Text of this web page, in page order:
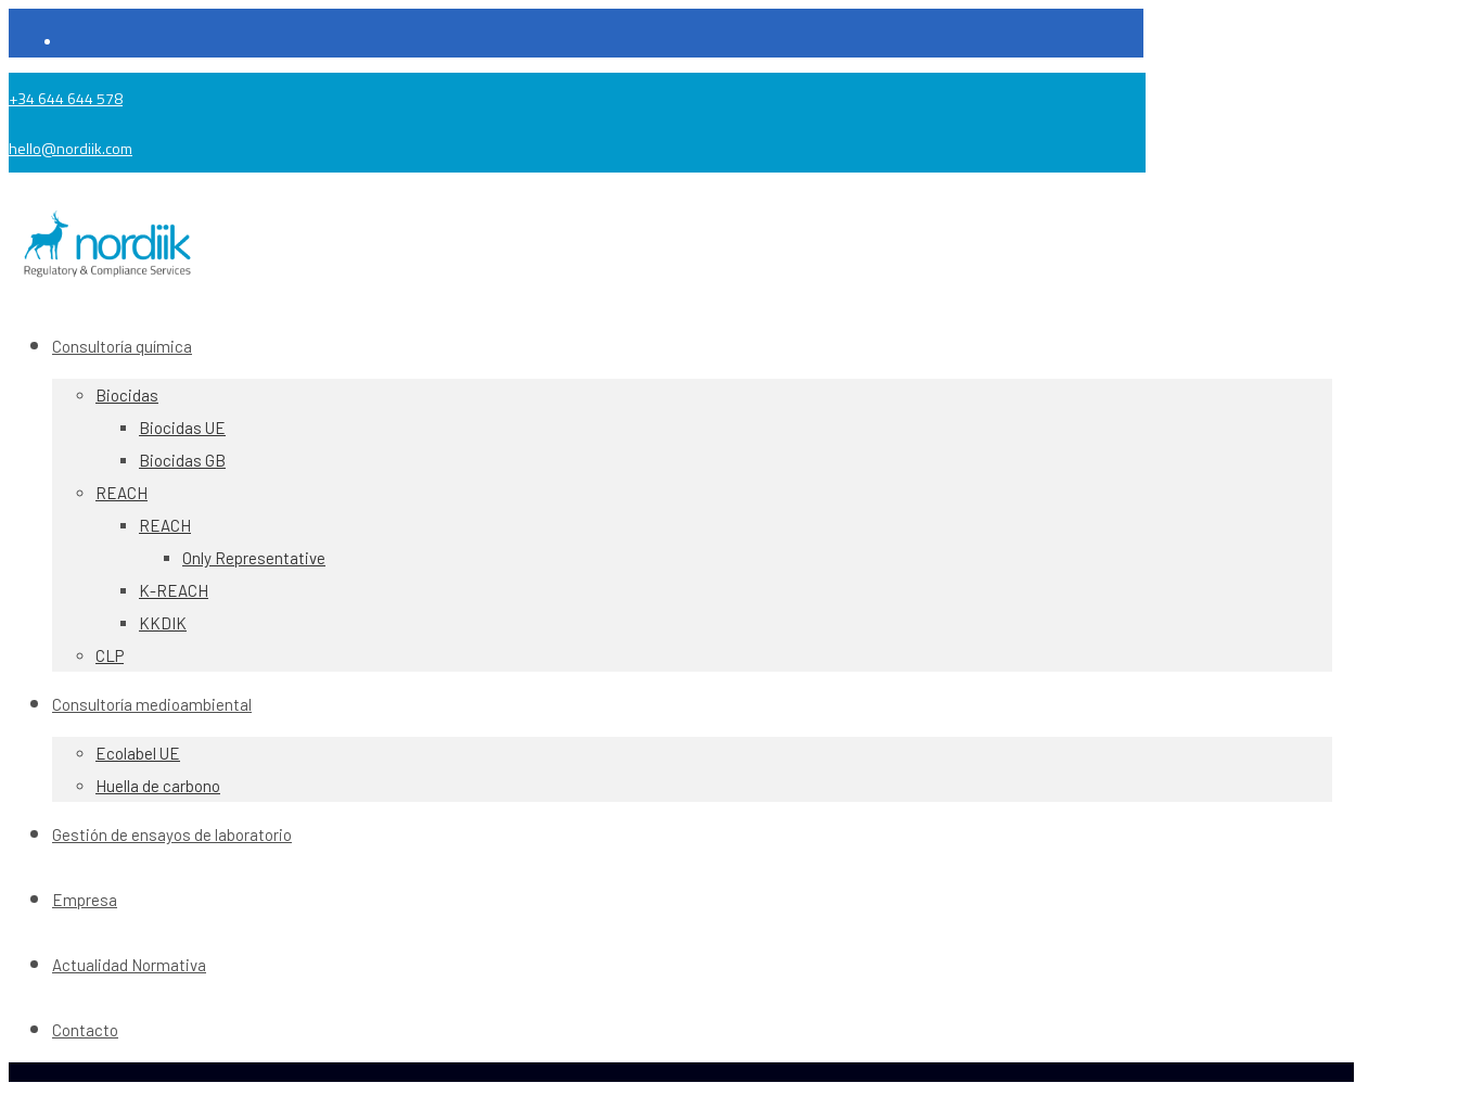
+34 644 644 578
hello@nordiik.com
Consultoría química
Biocidas
Biocidas UE
Biocidas GB
REACH
REACH
Only Representative
K-REACH
KKDIK
CLP
Consultoría medioambiental
Ecolabel UE
Huella de carbono
Gestión de ensayos de laboratorio
Empresa
Actualidad Normativa
Contacto